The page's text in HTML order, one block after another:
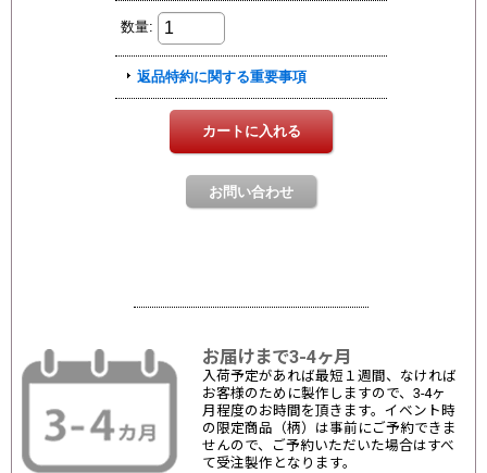
お届けまで3-4ヶ月
入荷予定があれば最短１週間、なければ
お客様のために製作しますので、3-4ヶ
月程度のお時間を頂きます。イベント時
の限定商品（柄）は事前にご予約できま
せんので、ご予約いただいた場合はすべ
て受注製作となります。